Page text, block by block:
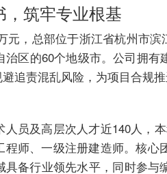
筑牢专业根基
元，总部位于浙江省杭州市
区的60个地级市。公司拥
追责混乱风险，为项目合规推
员及高层次人才近140人，
师、一级注册建造师。核
备行业领先水平，同时参